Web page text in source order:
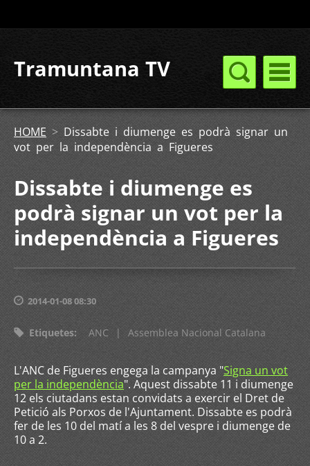
Tramuntana TV
HOME > Dissabte i diumenge es podrà signar un
vot per la independència a Figueres
Dissabte i diumenge es
podrà signar un vot per la
independència a Figueres
2014-01-08 08:30
Etiquetes: ANC | Assemblea Nacional Catalana
L'ANC de Figueres engega la campanya "Signa un vot
per la independència". Aquest dissabte 11 i diumenge
12 els ciutadans estan convidats a exercir el Dret de
Petició als Porxos de l'Ajuntament. Dissabte es podrà
fer de les 10 del matí a les 8 del vespre i diumenge de
10 a 2.